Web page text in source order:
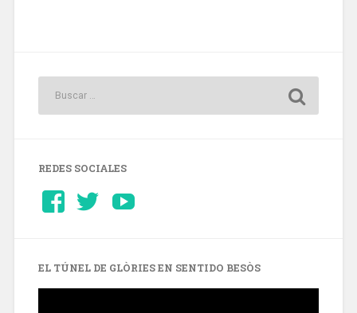
REDES SOCIALES
Ver
perfil
Ver
perfil
EL TÚNEL DE GLÒRIES EN SENTIDO BESÒS